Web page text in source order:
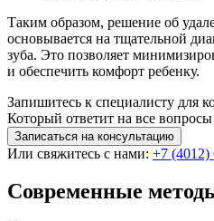
Таким образом, решение об
основывается на тщательной
зуба. Это позволяет
и обеспечить комфорт ребенку.
Запишитесь к специалисту для
Который ответит на все
Записаться на консультацию
Или свяжитесь с нами: +7 (4012)
Современные